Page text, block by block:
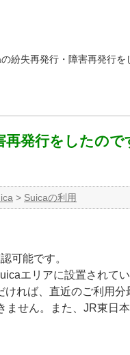
紛失再発行・障害再発行
発行をしたの
> Suicaの利用
可能です。
エリアに設置されて
れば、直近のご利用
ません。また、JR東日